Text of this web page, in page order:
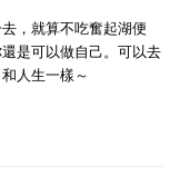
，就算不吃奮起湖便
是可以做自己。可以去
人生一樣～